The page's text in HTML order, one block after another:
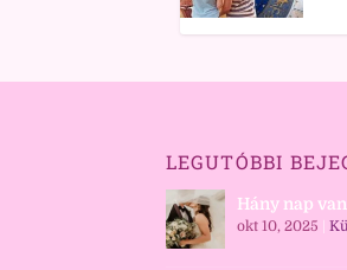
LEGUTÓBBI
Hány nap
okt 10, 2025